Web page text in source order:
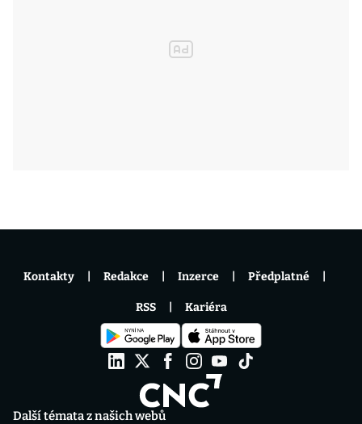
Další témata z našich webů
Kontakty Redakce Inzerce Předplatné
RSS Kariéra